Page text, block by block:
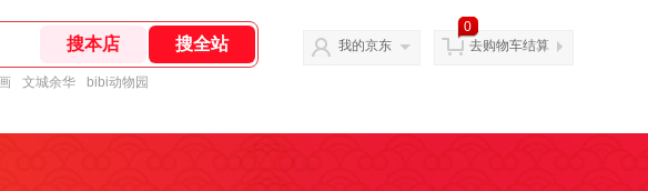
文城余华 bibi动物园
我的京东
0
去购物车结算